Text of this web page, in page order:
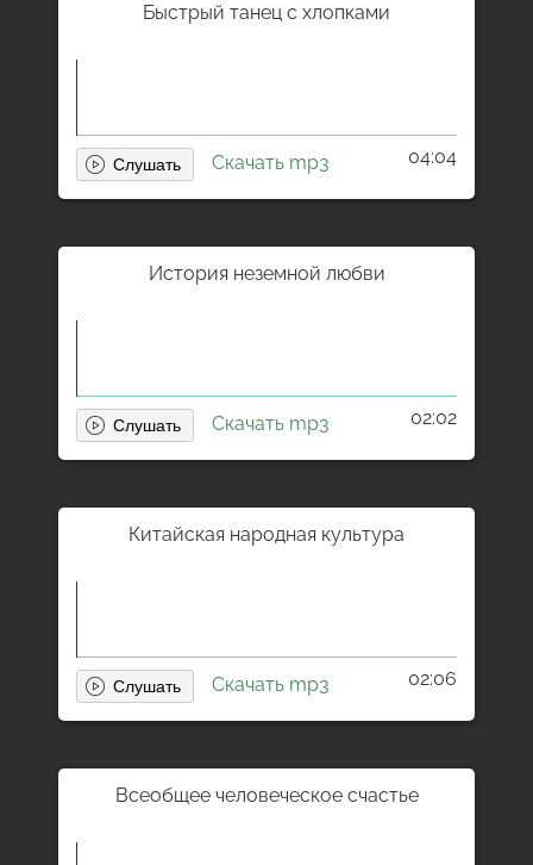
Быстрый танец с хлопками
Скачать mp3 04:04
История неземной любви
Скачать mp3 02:02
Китайская народная культура
Скачать mp3 02:06
Всеобщее человеческое счастье